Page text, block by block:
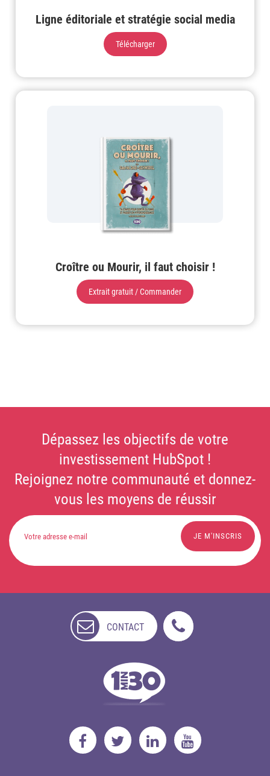
Ligne éditoriale et stratégie social media
Télécharger
Croître ou Mourir, il faut choisir !
Extrait gratuit / Commander
Dépassez les objectifs de votre
investissement HubSpot !
Rejoignez notre communauté et donnez-
vous les moyens de réussir
CONTACT
DISPONIBLE